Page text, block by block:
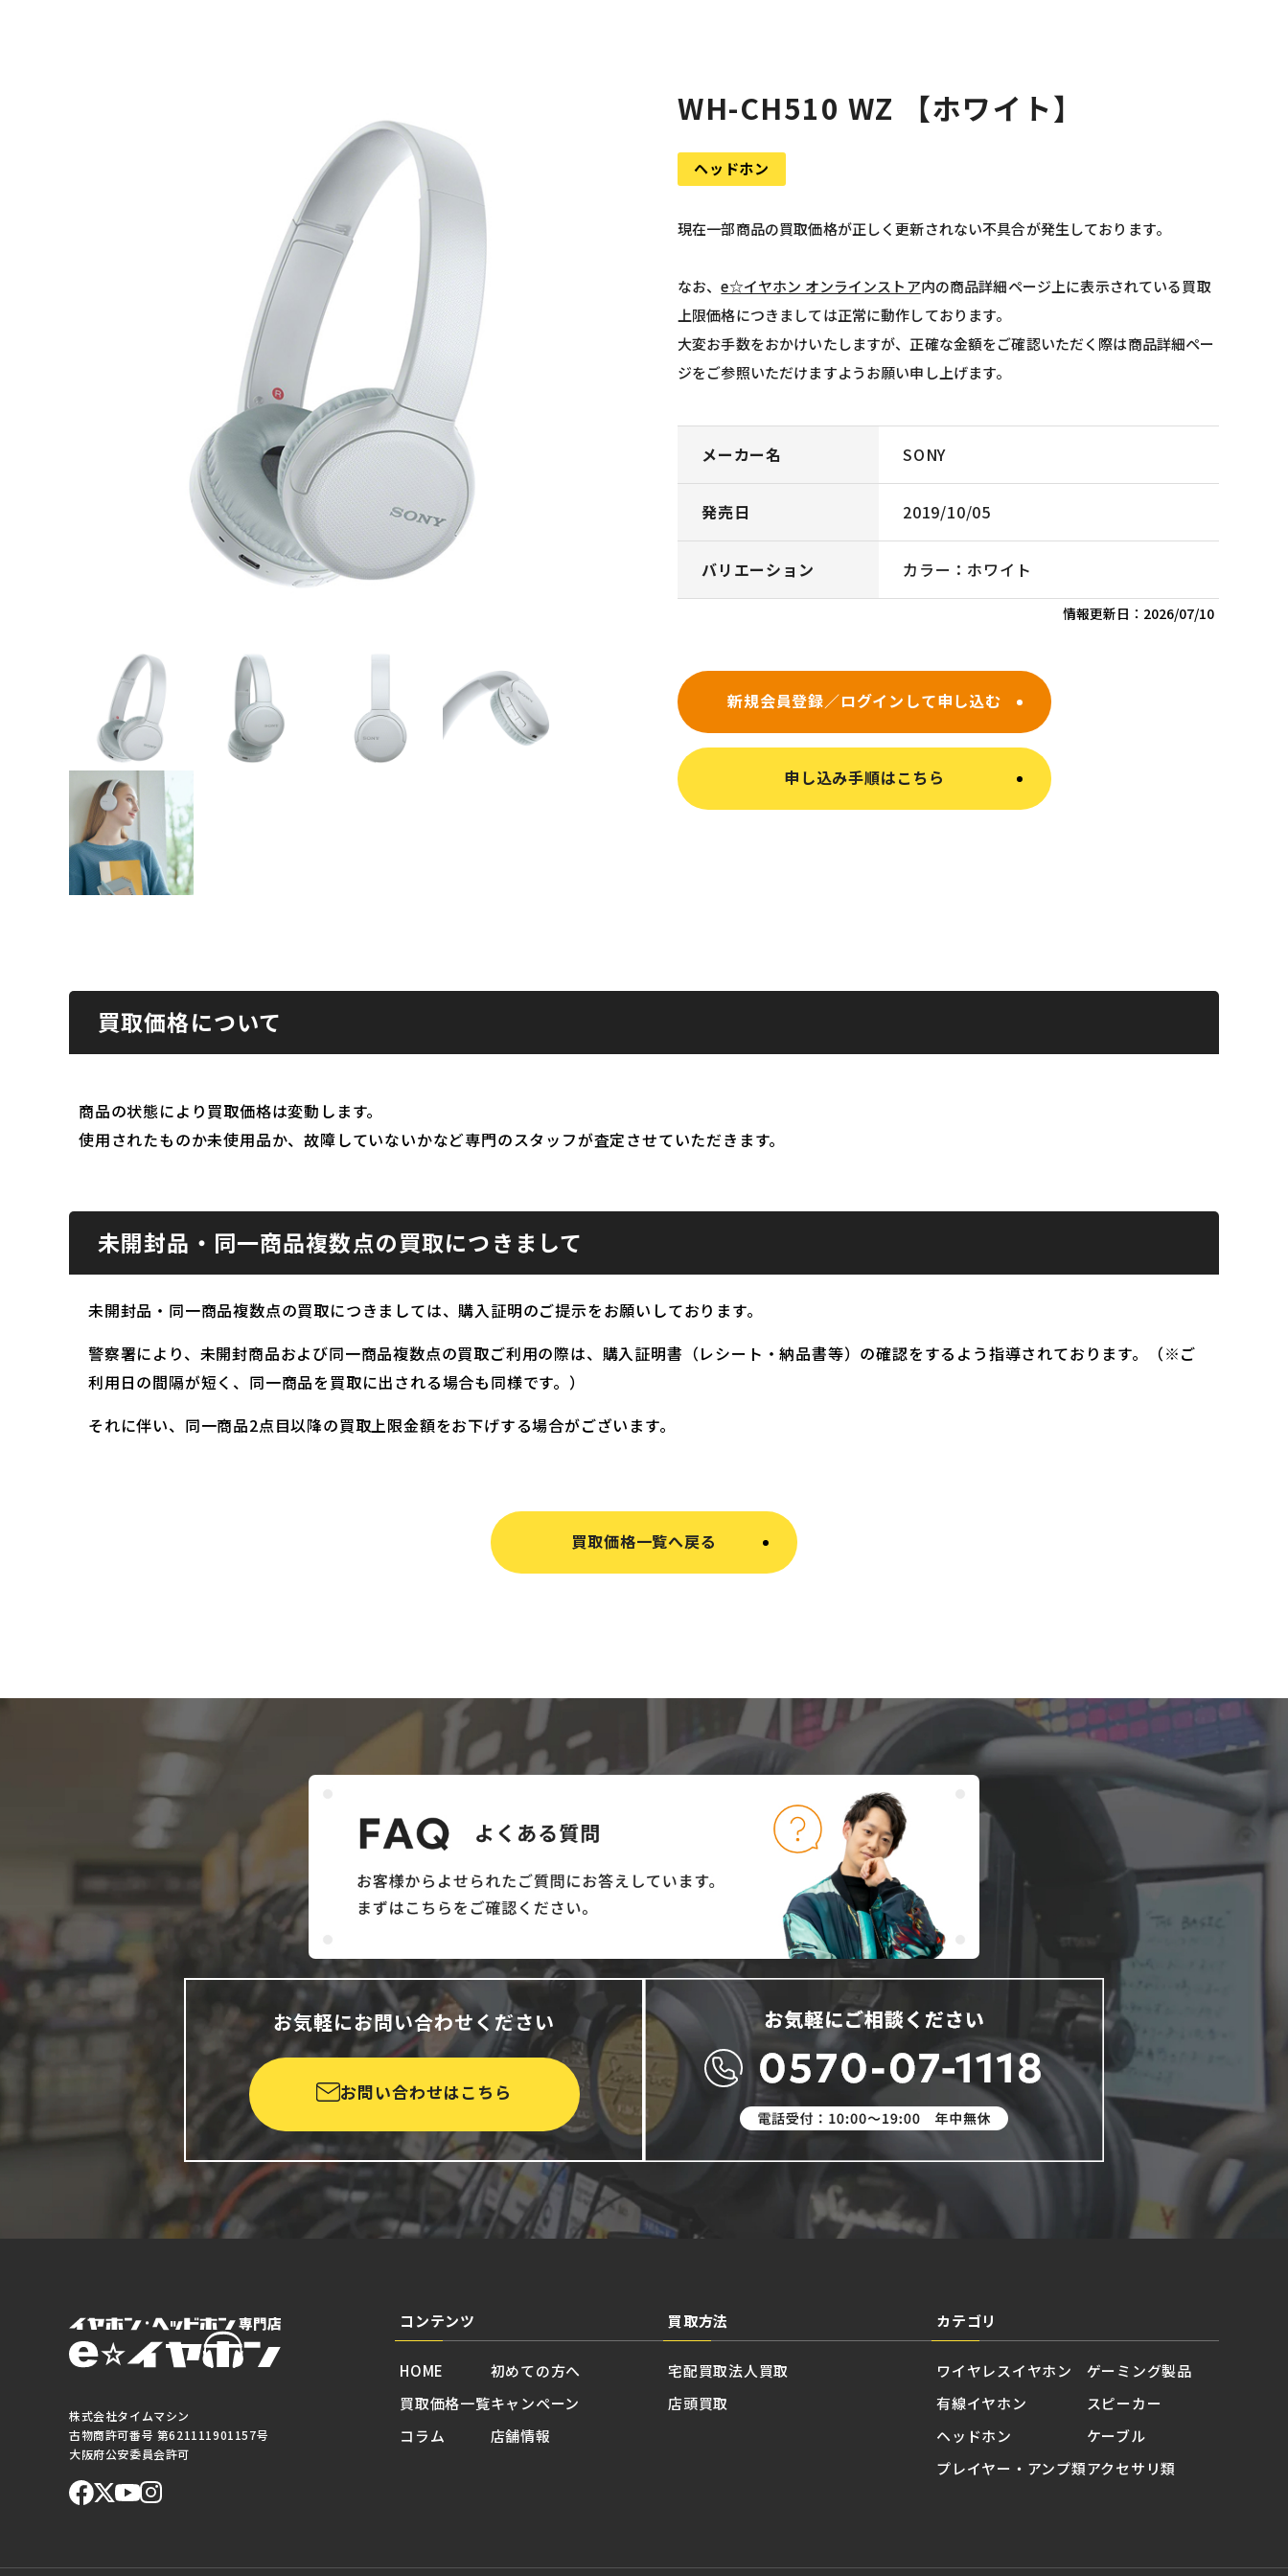
WH-CH510 WZ 【ホワイト】
ヘッドホン
現在一部商品の買取価格が正しく更新されない不具合が発生しております。
なお、e☆イヤホン オンラインストア内の商品詳細ページ上に表示されている買取
上限価格につきましては正常に動作しております。
大変お手数をおかけいたしますが、正確な金額をご確認いただく際は商品詳細ペー
ジをご参照いただけますようお願い申し上げます。
メーカー名 SONY
発売日 2019/10/05
バリエーション カラー：ホワイト
情報更新日： 2026/07/10
新規会員登録／ログインして申し込む
申し込み手順はこちら
買取価格について
商品の状態により買取価格は変動します。
使用されたものか未使用品か、故障していないかなど専門のスタッフが査定させていただきます。
未開封品・同一商品複数点の買取につきまして
未開封品・同一商品複数点の買取につきましては、購入証明のご提示をお願いしております。
警察署により、未開封商品および同一商品複数点の買取ご利用の際は、購入証明書（レシート・納品書等）の確認をするよう指導されております。（※ご
利用日の間隔が短く、同一商品を買取に出される場合も同様です。）
それに伴い、同一商品2点目以降の買取上限金額をお下げする場合がございます。
買取価格一覧へ戻る
お気軽にお問い合わせください
お問い合わせはこちら
株式会社タイムマシン
古物商許可番号 第621111901157号
大阪府公安委員会許可
コンテンツ
HOME
買取価格一覧
コラム
初めての方へ
キャンペーン
店舗情報
買取方法
宅配買取
店頭買取
法人買取
カテゴリ
ワイヤレスイヤホン
有線イヤホン
ヘッドホン
プレイヤー・アンプ類
ゲーミング製品
スピーカー
ケーブル
アクセサリ類